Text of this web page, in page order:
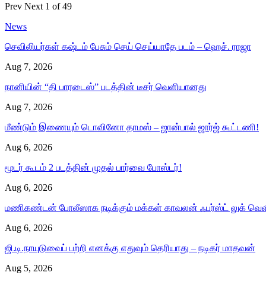
Prev Next 1 of 49
News
செவிலியர்கள் கஷ்டம் பேசும் செய் செய்யாதே படம் – ஹெச். ராஜா
Aug 7, 2026
நானியின் “தி பாரடைஸ்” படத்தின் டீசர் வெளியானது
Aug 7, 2026
மீண்டும் இணையும் டொவினோ தாமஸ் – ஜான்பால் ஜார்ஜ் கூட்டணி!
Aug 6, 2026
மூடர் கூடம் 2 படத்தின் முதல் பார்வை போஸ்டர்!
Aug 6, 2026
மணிகண்டன் போலீஸாக நடிக்கும் மக்கள் காவலன் ஃபர்ஸ்ட் லுக்
Aug 6, 2026
ஜி.டி.நாயுடுவைப் பற்றி எனக்கு எதுவும் தெரியாது – நடிகர் மாதவன்
Aug 5, 2026